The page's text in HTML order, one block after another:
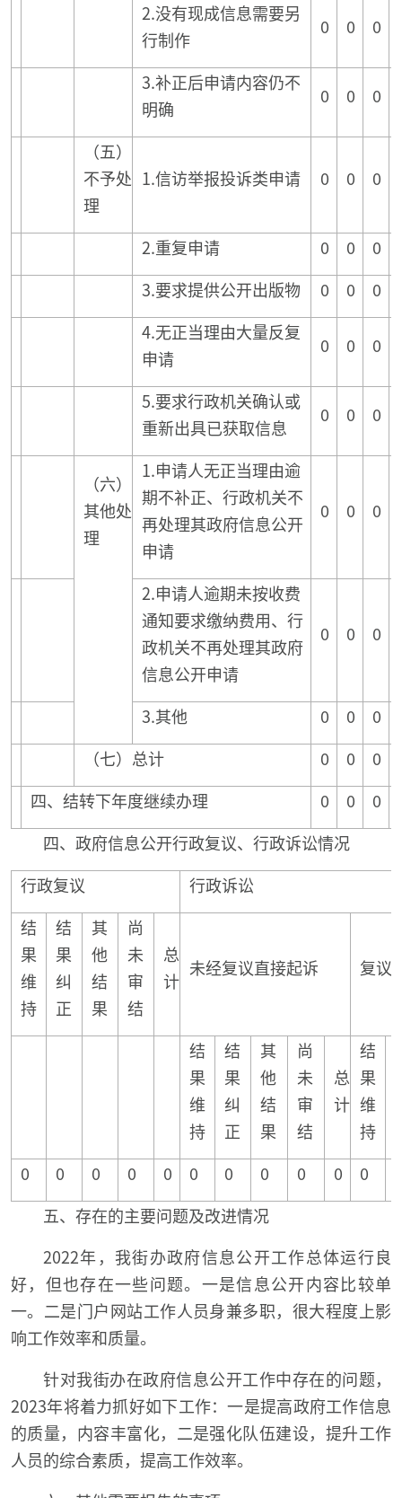
2.没有现成信息需要另
行制作
0 0 0
3.补正后申请内容仍不
明确
0 0 0
（五）
不予处
理
1.信访举报投诉类申请 0 0 0
2.重复申请 0 0 0
3.要求提供公开出版物
0 0 0
4.无正当理由大量反复
申请
0 0 0
5.要求行政机关确认或
重新出具已获取信息
0 0 0
（六）
其他处
理
1.申请人无正当理由逾
期不补正、行政机关不
再处理其政府信息公开
申请
0 0 0
2.申请人逾期未按收费
通知要求缴纳费用、行
政机关不再处理其政府
信息公开申请
0 0 0
3.其他 0 0 0
（七）总计
0 0 0
四、结转下年度继续办理
0 0 0
四、政府信息公开行政复议、行政诉讼情况
行政复议
行政诉讼
结
果
维
持
结
果
纠
正
其
他
结
果
尚
未
审
结
总
计
未经复议直接起诉 复议
结
果
维
持
结
果
纠
正
其
他
结
果
尚
未
审
结
总
计
结
果
维
持
0
0 0 0 0 0 0 0 0 0 0
五、存在的主要问题及改进情况
2022年，我街办政府信息公开工作总体运行良
好，但也存在一些问题。一是信息公开内容比较单
一。二是门户网站工作人员身兼多职，很大程度上影
响工作效率和质量。
针对我街办在政府信息公开工作中存在的问题，
2023年将着力抓好如下工作：一是提高政府工作信息
的质量，内容丰富化，二是强化队伍建设，提升工作
人员的综合素质，提高工作效率。